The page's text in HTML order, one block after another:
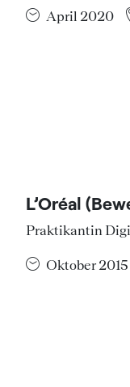
April 2020
L’Oréal
Praktikantin
Oktober 2015